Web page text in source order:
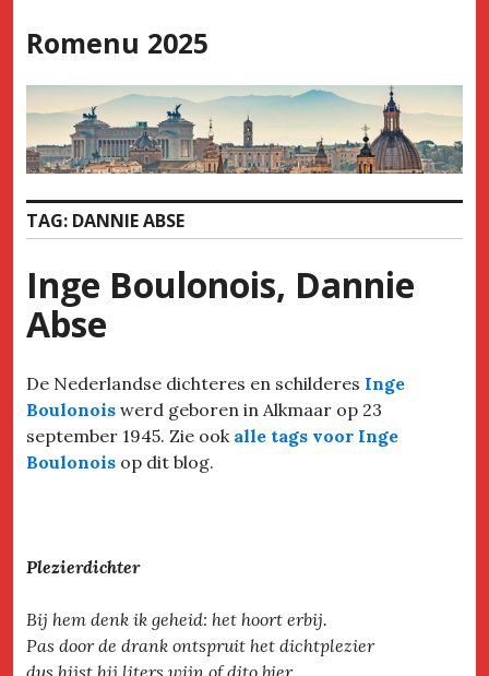
to
Romenu 2025
TAG: DANNIE ABSE
Inge Boulonois, Dannie
Abse
De Nederlandse dichteres en schilderes Inge
Boulonois werd geboren in Alkmaar op 23
september 1945. Zie ook alle tags voor Inge
Boulonois op dit blog.
Plezierdichter
Bij hem denk ik geheid: het hoort erbij.
Pas door de drank ontspruit het dichtplezier
dus hijst hij liters wijn of dito bier